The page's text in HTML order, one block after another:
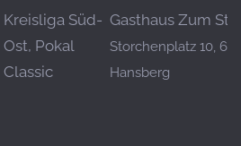
Kreisliga Süd-
Ost, Pokal
Classic
Gasthaus Zum
Storchenplatz 10,
Hansberg